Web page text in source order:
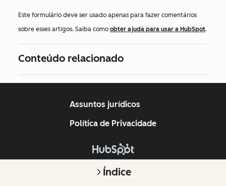
Este formulário deve ser usado apenas para fazer comentários
sobre esses artigos. Saiba como obter ajuda para usar a HubSpot.
Conteúdo relacionado
Índice
Copyright © 2026 HubSpot, Inc.
Assuntos jurídicos
Política de Privacidade